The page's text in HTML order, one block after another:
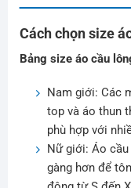
Cách chọn size
Bảng size áo cầu
Nam giới: Các
top và áo thun
phù hợp với
Nữ giới: Áo
gàng hơn để